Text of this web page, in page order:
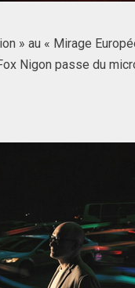
» au « Mirage
Nigon passe du